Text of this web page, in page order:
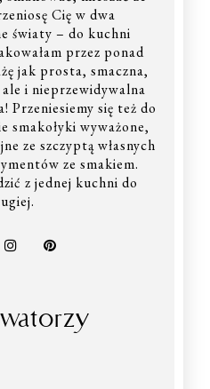
Cię w dwa
światy – do kuchni
przez ponad
jak prosta, smaczna,
i nieprzewidywalna
Przeniesiemy się też do
smakołyki wyważone,
ze szczyptą własnych
ze smakiem.
z jednej kuchni do